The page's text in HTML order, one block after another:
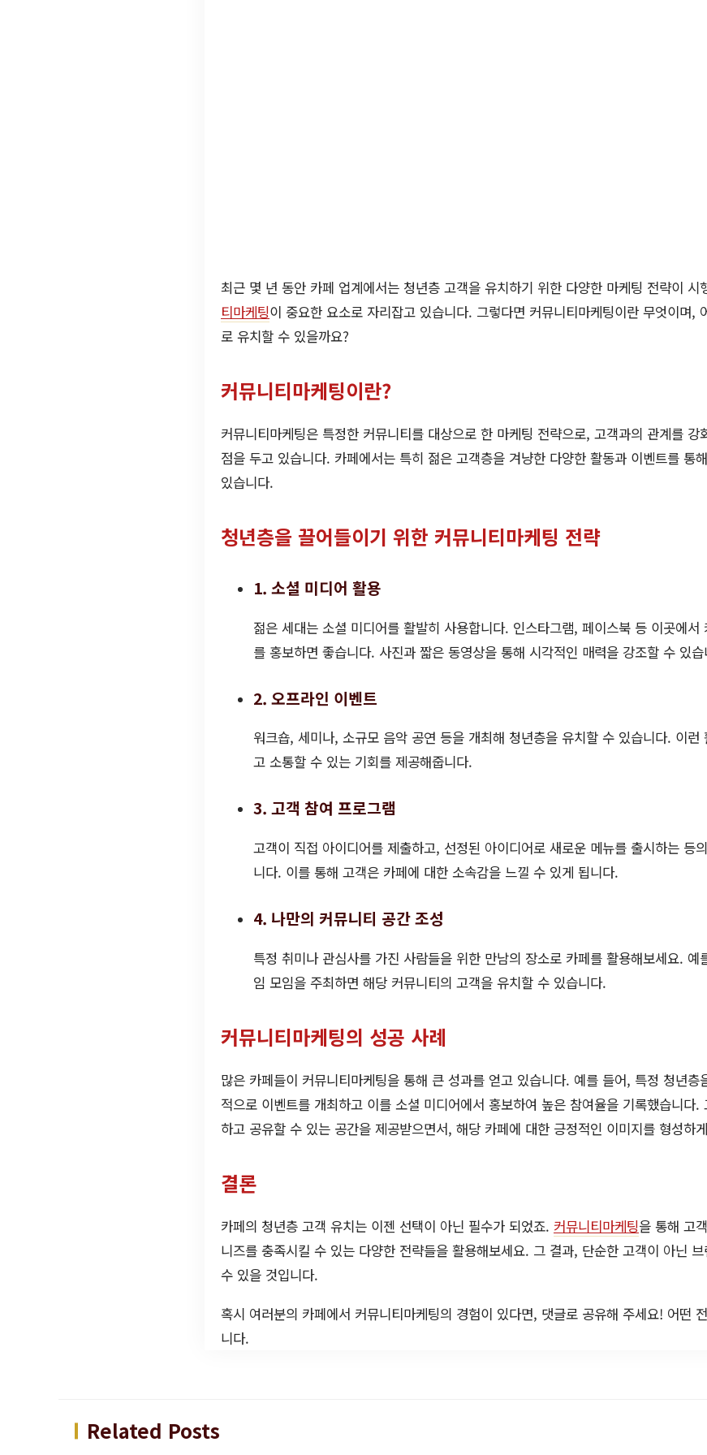
최근 몇 년 동안 카페 업계에서는 청년층 고객을 유치하기 위한 다양한 마케팅 전략이 시
티마케팅이 중요한 요소로 자리잡고 있습니다. 그렇다면 커뮤니티마케팅이란 무엇이며,
로 유치할 수 있을까요?
커뮤니티마케팅이란?
커뮤니티마케팅은 특정한 커뮤니티를 대상으로 한 마케팅 전략으로, 고객과의 관계를
점을 두고 있습니다. 카페에서는 특히 젊은 고객층을 겨냥한 다양한 활동과 이벤트를 통
있습니다.
청년층을 끌어들이기 위한 커뮤니티마케팅 전략
1. 소셜 미디어 활용
젊은 세대는 소셜 미디어를 활발히 사용합니다. 인스타그램, 페이스북 등 이곳에
를 홍보하면 좋습니다. 사진과 짧은 동영상을 통해 시각적인 매력을 강조할 수 있습
2. 오프라인 이벤트
워크숍, 세미나, 소규모 음악 공연 등을 개최해 청년층을 유치할 수 있습니다. 이런
고 소통할 수 있는 기회를 제공해줍니다.
3. 고객 참여 프로그램
고객이 직접 아이디어를 제출하고, 선정된 아이디어로 새로운 메뉴를 출시하는 등
니다. 이를 통해 고객은 카페에 대한 소속감을 느낄 수 있게 됩니다.
4. 나만의 커뮤니티 공간 조성
특정 취미나 관심사를 가진 사람들을 위한 만남의 장소로 카페를 활용해보세요. 예
임 모임을 주최하면 해당 커뮤니티의 고객을 유치할 수 있습니다.
커뮤니티마케팅의 성공 사례
많은 카페들이 커뮤니티마케팅을 통해 큰 성과를 얻고 있습니다. 예를 들어, 특정 청년층
적으로 이벤트를 개최하고 이를 소셜 미디어에서 홍보하여 높은 참여율을 기록했습니다.
하고 공유할 수 있는 공간을 제공받으면서, 해당 카페에 대한 긍정적인 이미지를 형성하
결론
카페의 청년층 고객 유치는 이젠 선택이 아닌 필수가 되었죠. 커뮤니티마케팅을 통해 고
니즈를 충족시킬 수 있는 다양한 전략들을 활용해보세요. 그 결과, 단순한 고객이 아닌
수 있을 것입니다.
혹시 여러분의 카페에서 커뮤니티마케팅의 경험이 있다면, 댓글로 공유해 주세요! 어떤
니다.
Related Posts